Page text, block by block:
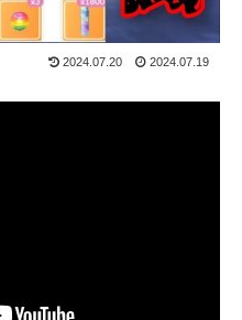
2024.07.20 2024.07.19